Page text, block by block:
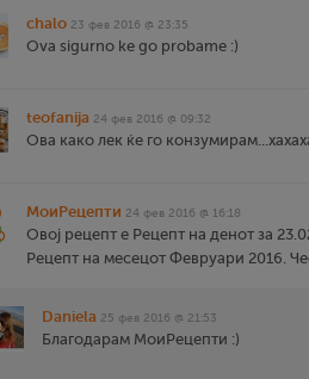
chalo 23 фев 2016 @ 23:35
Ova sigurno ke go probame :)
teofanija 24 фев 2016 @ 09:32
Ова како лек ќе го
МоиРецепти 24 фев 2016 @ 16:18
Oвој рецепт е Рецепт на денот за
Рецепт на месецот Февруари 2016.
Daniela 25 фев 2016 @ 21:53
Благодарам МоиРецепти :)